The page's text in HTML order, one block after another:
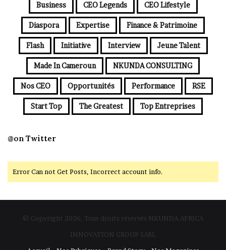
Business CEO Legends CEO Lifestyle
Diaspora Expertise Finance & Patrimoine
Flash Initiative Interview Jeune Talent
Made In Cameroun NKUNDA CONSULTING
Nos CEO Opportunités Performance RSE
Start Top The Greatest Top Entreprises
@on Twitter
Error Can not Get Posts, Incorrect account info.
© Copyright 2026, Tous droits réservés NKUNDA AFRICA
INNOVATION GROUP SARL